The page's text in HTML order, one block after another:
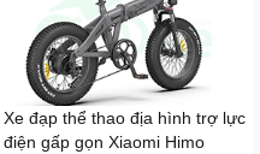
Xe đạp thể thao địa hình trợ lực
điện gấp gọn Xiaomi Himo